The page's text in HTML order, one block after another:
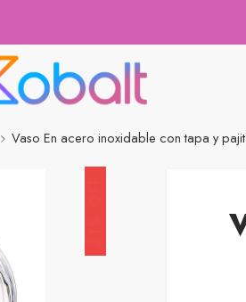
Vaso En acero inoxidable con tapa y